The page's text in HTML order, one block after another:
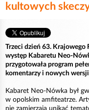
kultowych
Trzeci dzień 63. Krajowego
występ Kabaretu Neo-
przygotowała program
komentarzy i nowych
Kabaret Neo-Nówka był
w opolskim amfiteatrze.
nie zamierzają unikać